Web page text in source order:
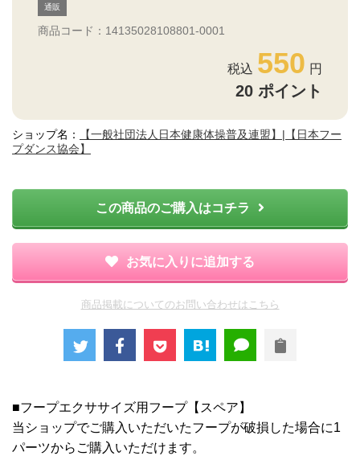
通販
商品コード：14135028108801-0001
550
20 ポイント
ショップ名：
【一般社団法人日本健康体操普及連盟】|【日本フー
プダンス協会】
この商品のご購入はコチラ
お気に入りに追加する
商品掲載についてのお問い合わせはこちら
■フープエクササイズ用フープ【スペア】
当ショップでご購入いただいたフープが破損した場合に1
パーツからご購入いただけます。